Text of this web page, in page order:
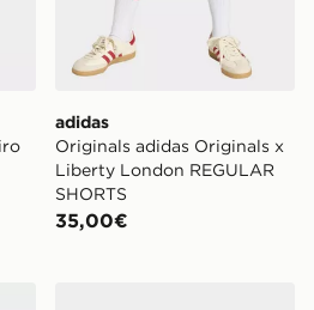
adidas
Originals adidas Originals x
Liberty London REGULAR
SHORTS
35,00€
3-stripes Kids